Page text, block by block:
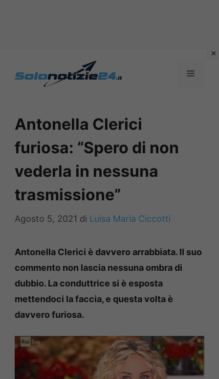
MENU
Antonella Clerici
furiosa: “Spero di non
vederla in nessuna
trasmissione”
Agosto 5, 2021 di Luisa Maria Ciccotti
Antonella Clerici è davvero arrabbiata. Il suo
commento non lascia nessuna ombra di
dubbio. La conduttrice si è esposta
mettendoci la faccia, e questa volta è
davvero furiosa.